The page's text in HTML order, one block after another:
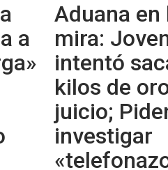
a
Aduana en
mira:
intentó
kilos de
juicio;
investigar